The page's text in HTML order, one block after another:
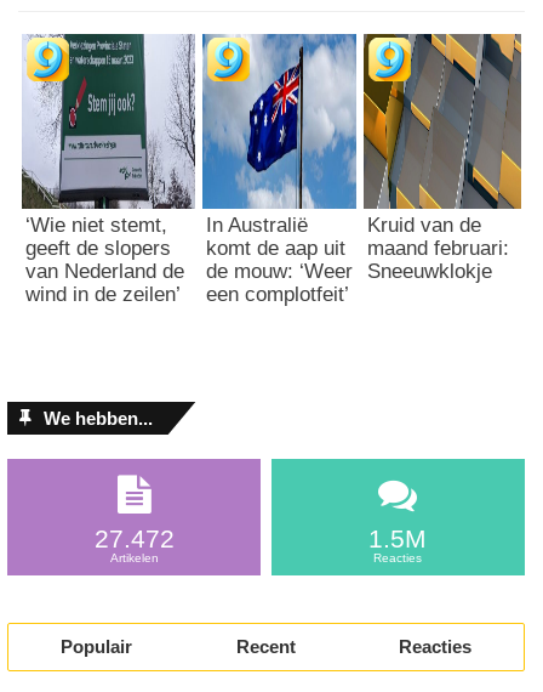
‘Wie niet stemt,
geeft de slopers
van Nederland de
wind in de zeilen’
In Australië
komt de aap uit
de mouw: ‘Weer
een complotfeit’
Kruid van de
maand februari:
Sneeuwklokje
We hebben...
27.472
Artikelen
1.5M
Reacties
Populair Recent Reacties